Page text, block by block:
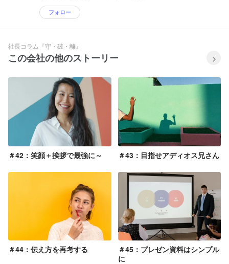
フォロー
社長コラム『守・破・離』
この会社の他のストーリー
＃42：笑顔＋挨拶で最強に～ ＃43：目指せアディオス兄さん
＃44：伝え方を再考する
＃45：プレゼン資料はシンプル
に